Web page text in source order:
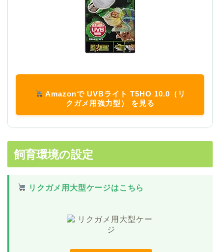
Amazonで UVBライト T5HO 10.0（リ
クガメ用強力型） を見る
飼育環境の設定
リクガメ用大型ケージはこちら